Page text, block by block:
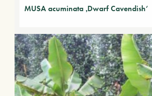
MUSA acuminata ‚Dwarf Cavendish‘